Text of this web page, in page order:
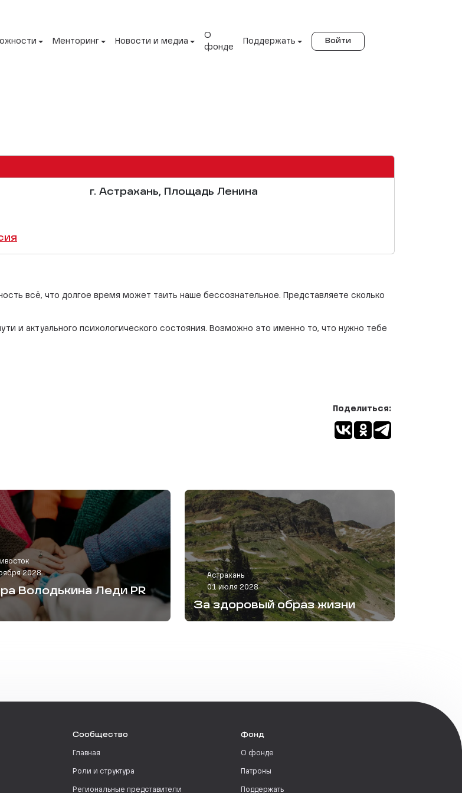
Менторинг Новости и медиа
О
фонде
Поддержать Войти
г. Астрахань, Площадь Ленина
всё, что долгое время может таить наше бессознательное. Представляете сколько
и актуального психологического состояния. Возможно это именно то, что нужно тебе
Поделиться:
2028
Володькина Леди PR
Астрахань
01 июля 2028
За здоровый образ жизни
Сообщество
Главная
Роли и структура
Региональные представители
Фонд
О фонде
Патроны
Поддержать